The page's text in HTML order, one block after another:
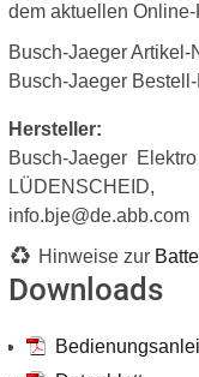
dem aktuellen
Busch-Jaeger Artikel-
Busch-Jaeger Bestell-
Hersteller:
Busch-Jaeger
info.bje@de.abb.com
Hinweise zur
Downloads